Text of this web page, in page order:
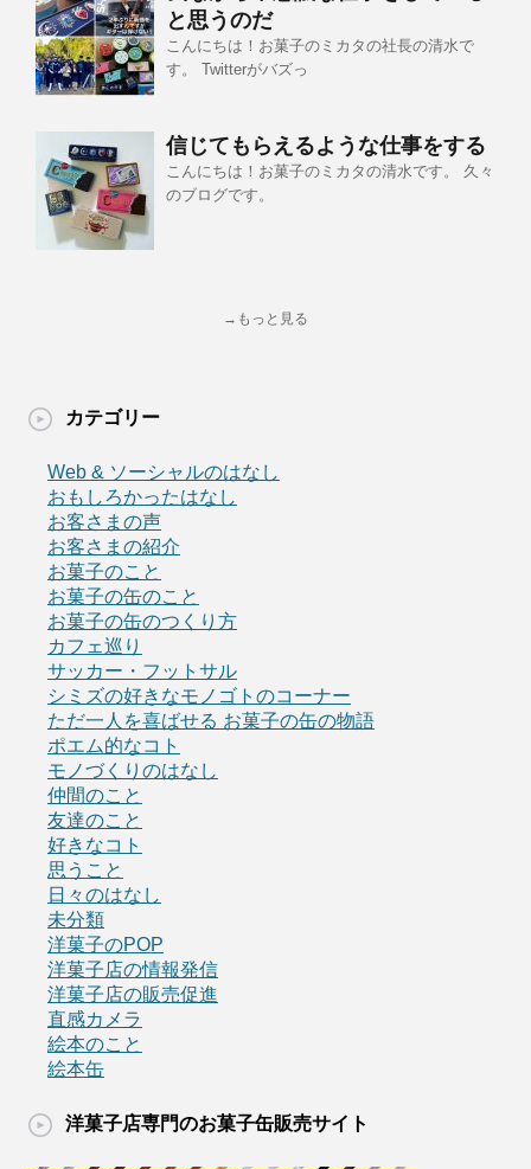
と思うのだ
こんにちは！お菓子のミカタの社長の清水で
す。 Twitterがバズっ
信じてもらえるような仕事をする
こんにちは！お菓子のミカタの清水です。 久々
のブログです。
→もっと見る
カテゴリー
Web & ソーシャルのはなし
おもしろかったはなし
お客さまの声
お客さまの紹介
お菓子のこと
お菓子の缶のこと
お菓子の缶のつくり方
カフェ巡り
サッカー・フットサル
シミズの好きなモノゴトのコーナー
ただ一人を喜ばせる お菓子の缶の物語
ポエム的なコト
モノづくりのはなし
仲間のこと
友達のこと
好きなコト
思うこと
日々のはなし
未分類
洋菓子のPOP
洋菓子店の情報発信
洋菓子店の販売促進
直感カメラ
絵本のこと
絵本缶
洋菓子店専門のお菓子缶販売サイト